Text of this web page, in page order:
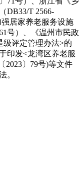
DB33/T 2566-
居家养老服务设施
号）、《温州市民政
级评定管理办法>的
印发<龙湾区养老服
2023〕79号)等文件
。